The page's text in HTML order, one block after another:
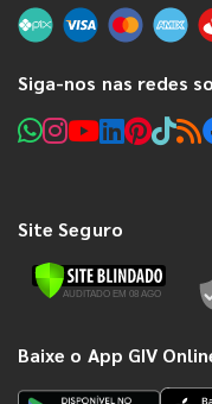
Siga-nos nas redes
Site Seguro
Baixe o App GIV